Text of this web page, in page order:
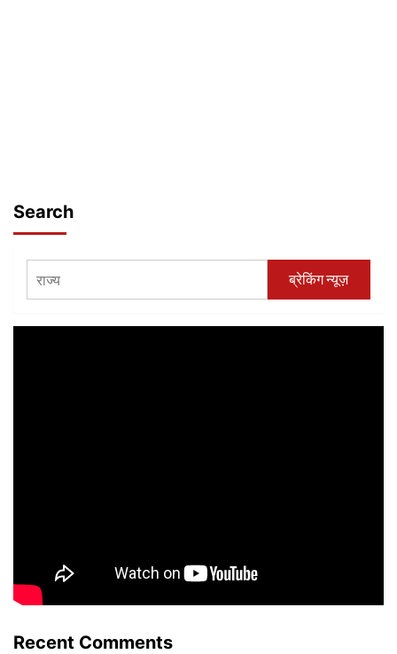
Search
ब्रेकिंग न्यूज़
Recent Comments